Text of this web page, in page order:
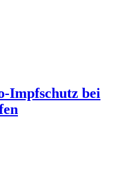
Impfschutz bei